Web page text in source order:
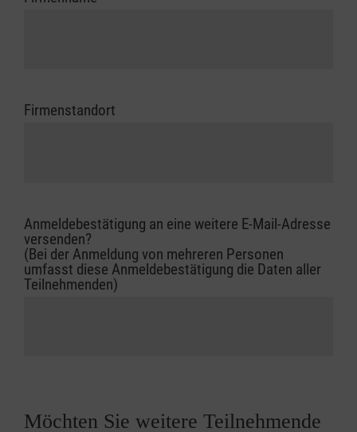
Firmenstandort
Anmeldebestätigung an eine weitere E-Mail-Adresse
versenden?
(Bei der Anmeldung von mehreren Personen
umfasst diese Anmeldebestätigung die Daten aller
Teilnehmenden)
Möchten Sie weitere Teilnehmende